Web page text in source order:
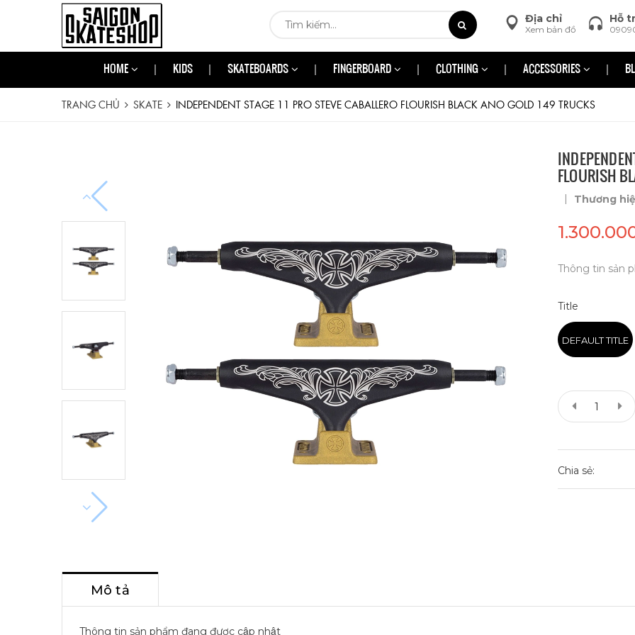
Hỗ
Địa chỉ
Xem bản đồ
HOME KIDS SKATEBOARDS FINGERBOARD CLOTHING ACCESSORIES
TRANG CHỦ SKATE INDEPENDENT STAGE 11 PRO STEVE CABALLERO FLOURISH BLACK ANO GOLD 149 TRUCKS
FLOURISH
| Thương
Thông tin sản
Title
DEFAULT TITLE
Chia sẻ:
Mô tả
Thông tin sản phẩm đang được cập nhật